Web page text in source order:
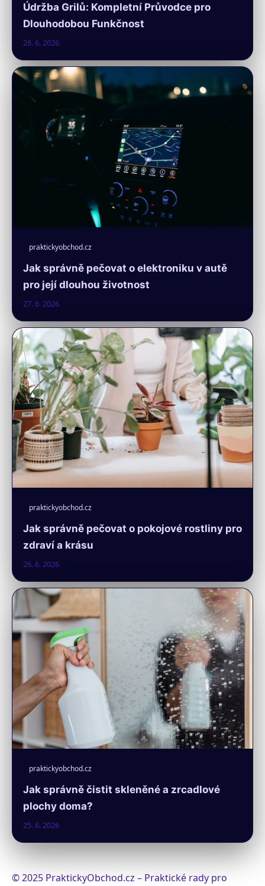
Údržba Grilů: Kompletní Průvodce pro
Dlouhodobou Funkčnost
28. 6. 2026
praktickyobchod.cz
Jak správně pečovat o elektroniku v autě
pro její dlouhou životnost
27. 6. 2026
praktickyobchod.cz
Jak správně pečovat o pokojové rostliny pro
zdraví a krásu
26. 6. 2026
praktickyobchod.cz
Jak správně čistit skleněné a zrcadlové
plochy doma?
25. 6. 2026
© 2025 PraktickyObchod.cz – Praktické rady pro